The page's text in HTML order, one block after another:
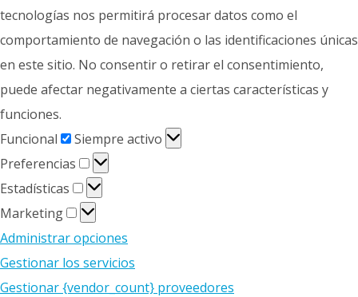
tecnologías nos permitirá procesar datos como el
comportamiento de navegación o las identificaciones únicas
en este sitio. No consentir o retirar el consentimiento,
puede afectar negativamente a ciertas características y
funciones.
Funcional
Funcional
Siempre activo
Preferencias
Preferencias
Estadísticas
Estadísticas
Marketing
Marketing
Administrar opciones
Gestionar los servicios
Gestionar {vendor_count} proveedores